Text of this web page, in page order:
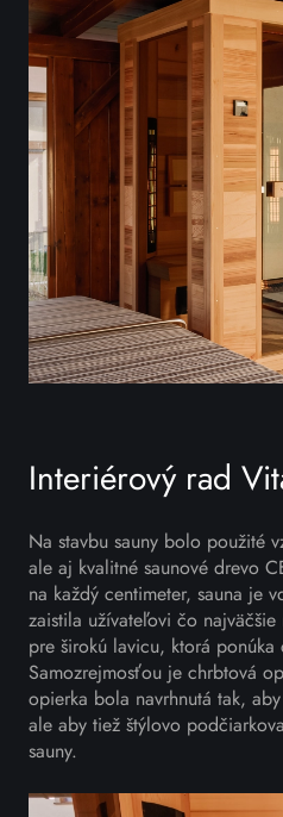
Interiérový rad
Na stavbu sauny bolo použité
ale aj kvalitné saunové drevo
na každý centimeter, sauna je
zaistila užívateľovi čo
pre širokú lavicu, ktorá ponúka
Samozrejmosťou je chrbtová
opierka bola navrhnutá tak,
ale aby tiež štýlovo
sauny.